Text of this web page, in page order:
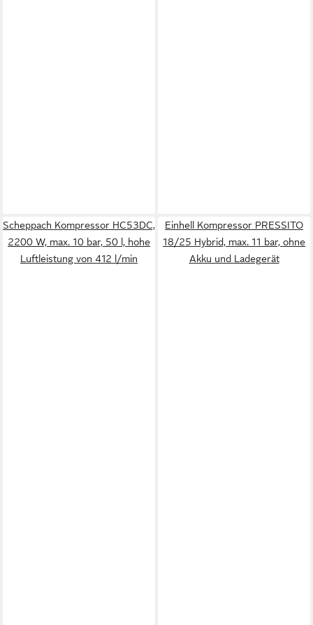
Scheppach Kompressor HC53DC,
2200 W, max. 10 bar, 50 l, hohe
Luftleistung von 412 l/min
Einhell Kompressor PRESSITO
18/25 Hybrid, max. 11 bar, ohne
Akku und Ladegerät